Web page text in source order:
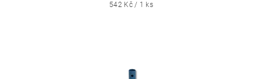
542 Kč / 1 ks